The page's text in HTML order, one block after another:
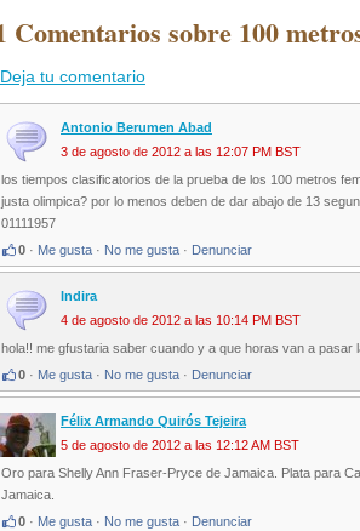
Comentarios sobre 100
Deja tu comentario
Antonio Berumen Abad
3 de agosto de 2012 a las 12:07 PM BST
los tiempos clasificatorios de la prueba de los 100 metros
justa olimpica? por lo menos deben de dar abajo de 13
01111957
0 · Me gusta · No me gusta · Denunciar
Indira
4 de agosto de 2012 a las 10:14 PM BST
hola!! me gfustaria saber cuando y a que horas van a
0 · Me gusta · No me gusta · Denunciar
Félix Armando Quirós Tejeira
5 de agosto de 2012 a las 12:12 AM BST
Oro para Shelly Ann Fraser-Pryce de Jamaica. Plata para
Jamaica.
0 · Me gusta · No me gusta · Denunciar